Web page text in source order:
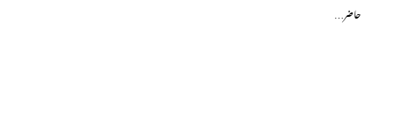
حاضر…